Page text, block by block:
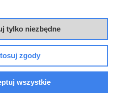
Paffoni
tylko niezbędne
zgody
wszystkie